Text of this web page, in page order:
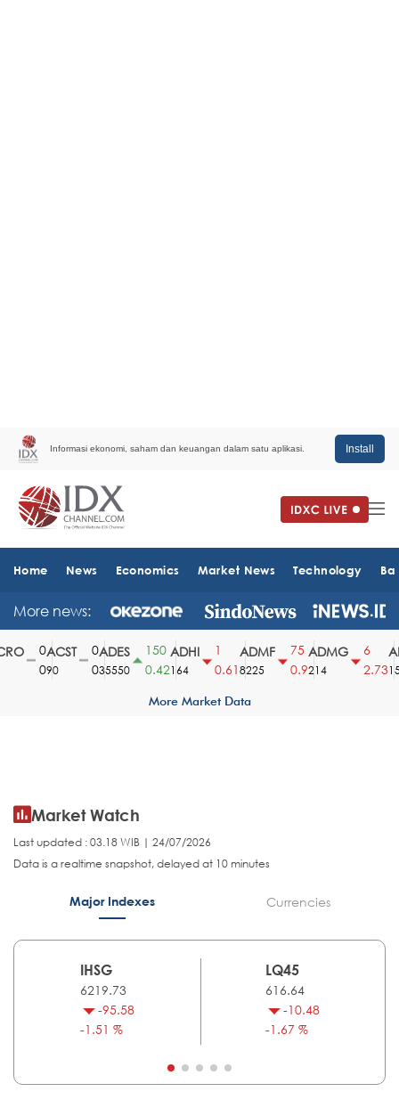
Informasi ekonomi, saham dan keuangan dalam satu aplikasi. Install
Home News Economics Market News Technology
More news:
ACST
90
ADES
35550
150
0.42
ADHI
164
0.61
ADMF
8225
75
0.9
ADMG
214
2.73
More Market Data
Market Watch
Last updated : 03.18 WIB | 24/07/2026
Data is a realtime snapshot, delayed at 10 minutes
Major Indexes Currencies
IHSG
6219.73
-95.58
-1.51 %
LQ45
616.64
-10.48
-1.67 %